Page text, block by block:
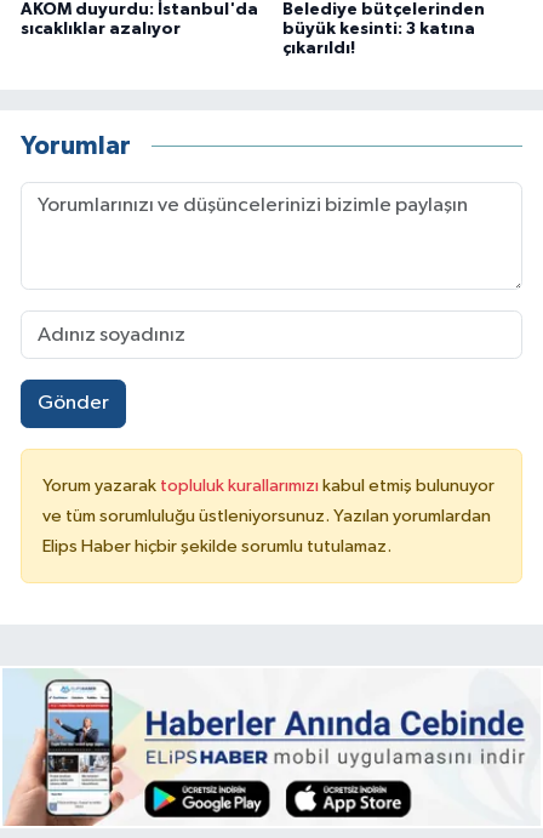
AKOM duyurdu: İstanbul'da
sıcaklıklar azalıyor
Belediye bütçelerinden
büyük kesinti: 3 katına
çıkarıldı!
Yorumlar
Gönder
Yorum yazarak topluluk kurallarımızı kabul etmiş bulunuyor
ve tüm sorumluluğu üstleniyorsunuz. Yazılan yorumlardan
Elips Haber hiçbir şekilde sorumlu tutulamaz.